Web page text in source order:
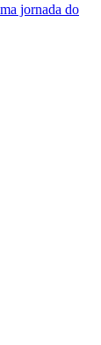
jornada do